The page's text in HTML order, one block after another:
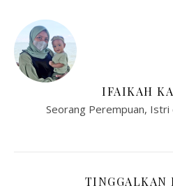
IFAIKAH
Seorang Perempuan, Istri
TINGGALKAN